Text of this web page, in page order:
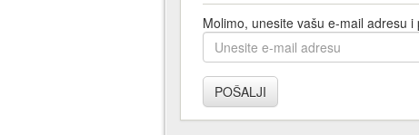
Molimo, unesite vašu e-mail adresu